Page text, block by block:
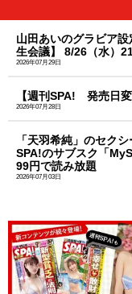
山田あいのグラビア
生会議】 8/26（水）
2026年07月29日
【週刊SPA! 発売日変
2026年07月28日
「天羽希純」のセク
SPA!のサブスク「
99円で読み放題
2026年07月03日